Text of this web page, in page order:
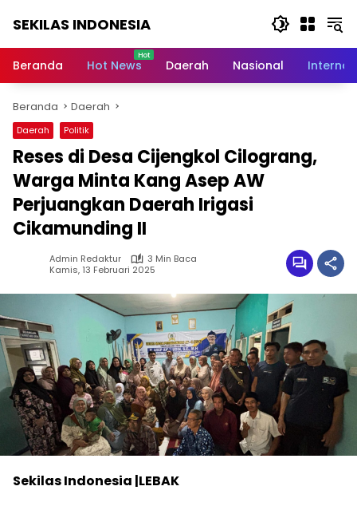
SEKILAS INDONESIA
Terkini,
Latest
World,
Headlines,
News
Today
Beranda Hot News Daerah Nasional
Beranda Daerah
Daerah Politik
Reses di Desa Cijengkol Cilograng,
Warga Minta Kang Asep AW
Perjuangkan Daerah Irigasi
Cikamunding II
Admin Redaktur
3 Min Baca
Kamis, 13 Februari 2025
Sekilas Indonesia |LEBAK